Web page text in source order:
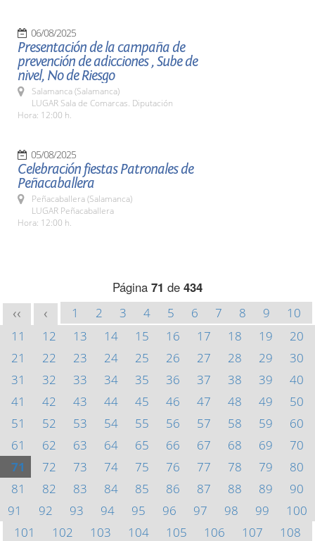
06/08/2025
Presentación de la campaña de
prevención de adicciones , Sube de
nivel, No de Riesgo
Salamanca (Salamanca)
LUGAR Sala de Comarcas. Diputación
Hora: 12:00 h.
05/08/2025
Celebración fiestas Patronales de
Peñacaballera
Peñacaballera (Salamanca)
LUGAR Peñacaballera
Hora: 12:00 h.
Página 71 de 434
<< < 1 2 3 4 5 6 7 8 9
10
11
12 13 14 15 16 17 18 19
20
21
22 23 24 25 26 27 28 29
30
31
32 33 34 35 36 37 38 39
40
41
42 43 44 45 46 47 48 49
50
51
52 53 54 55 56 57 58 59
60
61
62 63 64 65 66 67 68 69
70
71
72 73 74 75 76 77 78 79
80
81
82 83 84 85 86 87 88 89
90
91
92 93 94 95 96 97 98 99
100
101
102 103 104 105 106 107
108